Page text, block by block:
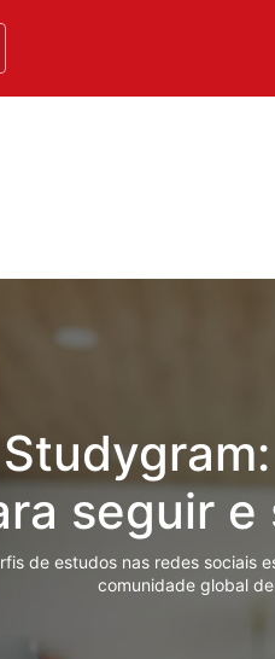
seguir
de estudos nas redes sociais
comunidade global